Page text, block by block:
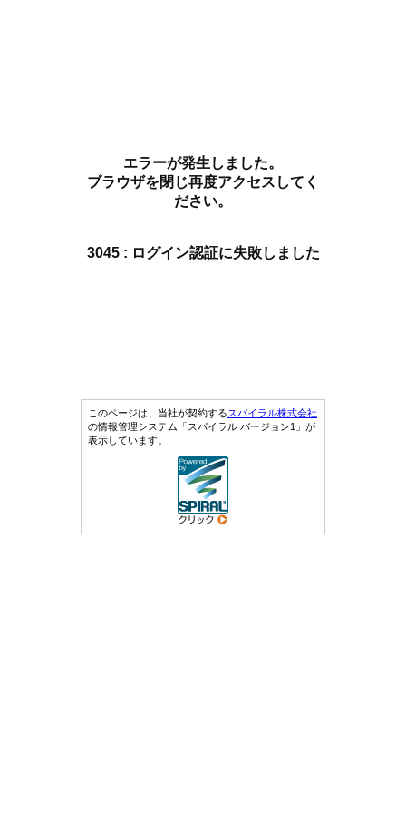
エラーが発生しました。
ブラウザを閉じ再度アクセスしてく
ださい。
3045 : ログイン認証に失敗しました
このページは、当社が契約するスパイラル株式会社
の情報管理システム「スパイラル バージョン1」が
表示しています。